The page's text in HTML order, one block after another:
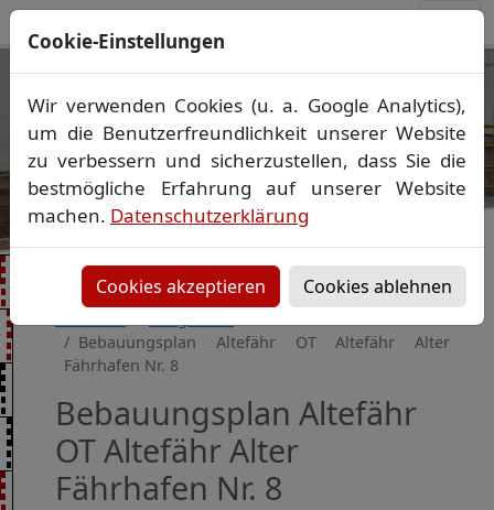
Ihr Vermessungsbüro in
Mecklenburg-Vorpommern
Wir vermessen Ihr Grundstück
Lageplan Absteckung▪Bauvermessung ▪
Gebäudeeinmessung
Grenzfeststellung▪Amtliche Auskünfte und
Vorheriges Bild
Bebauungsplan Altefähr OT Altefähr Alter
Fährhafen Nr. 8
Bebauungsplan Altefähr
OT Altefähr Alter
Fährhafen Nr. 8
Cookie-Einstellungen
Wir verwenden Cookies (u. a. Google Analytics),
um die Benutzerfreundlichkeit unserer Website
zu verbessern und sicherzustellen, dass Sie die
bestmögliche Erfahrung auf unserer Website
machen. Datenschutzerklärung
Cookies akzeptieren Cookies ablehnen